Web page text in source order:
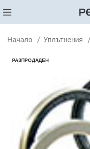
Начало Уплътнения
РАЗПРОДАДЕН